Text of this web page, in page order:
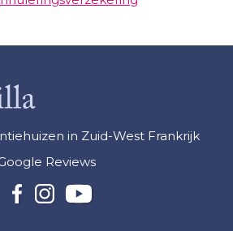
in Zuid-West Frankrijk
Reviews